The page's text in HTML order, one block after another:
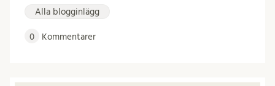
Alla blogginlägg
0 Kommentarer